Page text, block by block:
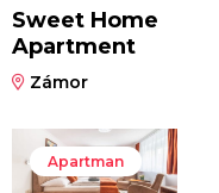
Sweet Home
Apartment
Zámor
Apartman